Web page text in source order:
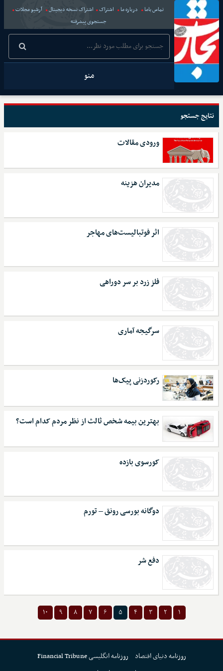
تماس باما درباره ما اشتراک اشتراک نسخه دیجیتال
آرشیو مجلات
جستجوی پیشرفته
منو
نتایج جستجو
ورودی مقالات
مدیران هزینه
اثر فوتبالیست‌های مهاجر
فلز زرد بر سر دوراهی
سرگیجه آماری
رکوردزنی پیک‌ها
بهترین بیمه شخص ثالث از نظر مردم کدام است؟
کورسوی بازده
دوگانه بورسی رونق – تورم
دفع شر
۱ ۲ ۳ ۴ ۵ ۶ ۷ ۸ ۹ ۱۰
روزنامه دنیای اقتصاد
روزنامه انگلیسی Financial Tribune